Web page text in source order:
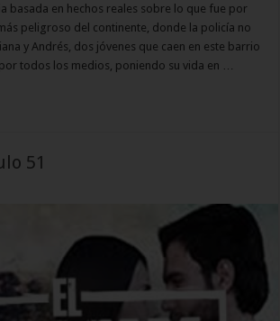
basada en hechos reales sobre lo que fue por
peligroso del continente, donde la policía no
y Andrés, dos jóvenes que caen en este barrio
todos los medios, poniendo su vida en …
51